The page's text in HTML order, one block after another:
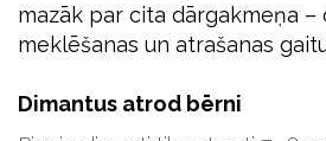
mazāk par cita dārgakmeņa –
meklēšanas un atrašanas
Dimantus atrod bērni